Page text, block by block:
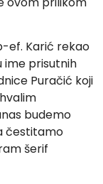
ef. Karić rekao
ime prisutnih
Puračić koji
budemo
čestitamo
šerif